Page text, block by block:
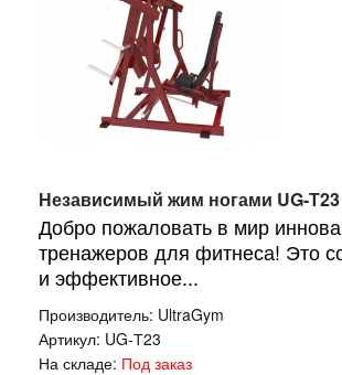
Независимый жим ногами UG-Т23
Добро пожаловать в мир
тренажеров для фитнеса! Это
и эффективное...
Производитель: UltraGym
Артикул: UG-Т23
На складе: Под заказ